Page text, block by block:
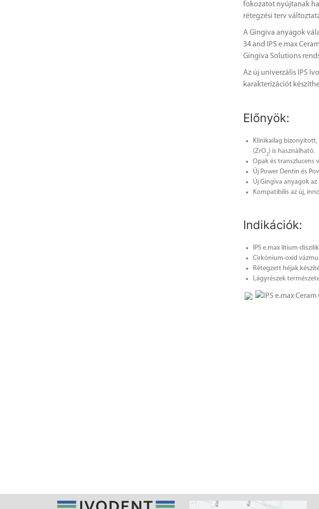
fokozatot nyújtanak
rétegzési terv
A Gingiva anyagok
34 and IPS e.max
Gingiva Solutions
Az új univerzális IPS
karakterizációt
Előnyök:
Klinikailag bizonyított,
(ZrO2) is használható.
Opak és transzlucens
Új Power Dentin és
Új Gingiva anyagok az
Kompatibilis az új,
Indikációk:
IPS e.max lítium-
Cirkónium-oxid
Rétegzett héjak
Lágyrészek